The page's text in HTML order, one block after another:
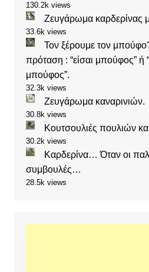
130.2k views
Ζευγάρωμα καρδερίνας
33.6k views
Τον ξέρουμε τον
πρόταση : “είσαι μπούφος” ή
μπούφος”.
32.3k views
Ζευγάρωμα καναρινιών.
30.8k views
Κουτσουλιές πουλιών
30.2k views
Καρδερίνα… Όταν οι
συμβουλές…
28.5k views